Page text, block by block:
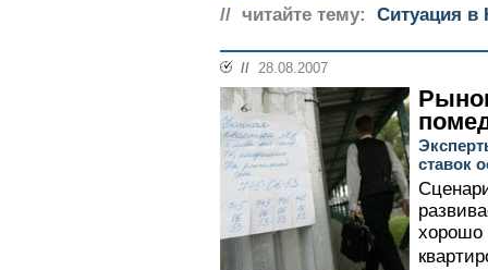
// читайте тему:
Ситуация в
// 28.08.2007
ставок
хорошо